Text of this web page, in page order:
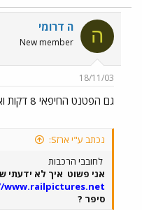
ה ה דרומי
New member
18/11/03
גם הפטנט החיפאי 8 דקות ואתם
נכתב ע"י ארזS:
לחובבי הרכבות
אני פשוט איך לא ידעתי
סיפר ?